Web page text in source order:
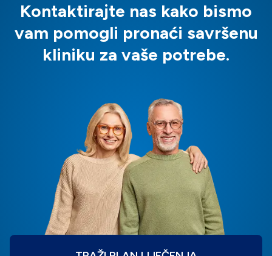
Kontaktirajte nas kako bismo
vam pomogli pronaći savršenu
kliniku za vaše potrebe.